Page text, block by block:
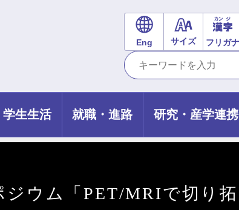
Eng サイズ フリガナ
学生生活 就職・進路 研究・産学連携
ウム「PET/MRIで切り